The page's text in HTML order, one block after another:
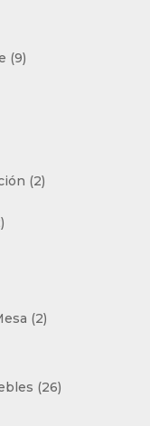
99
22
2
22
2626